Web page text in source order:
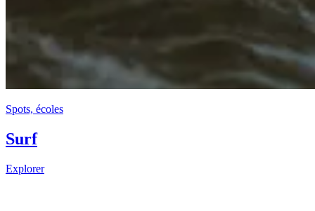
Spots, écoles
Surf
Explorer